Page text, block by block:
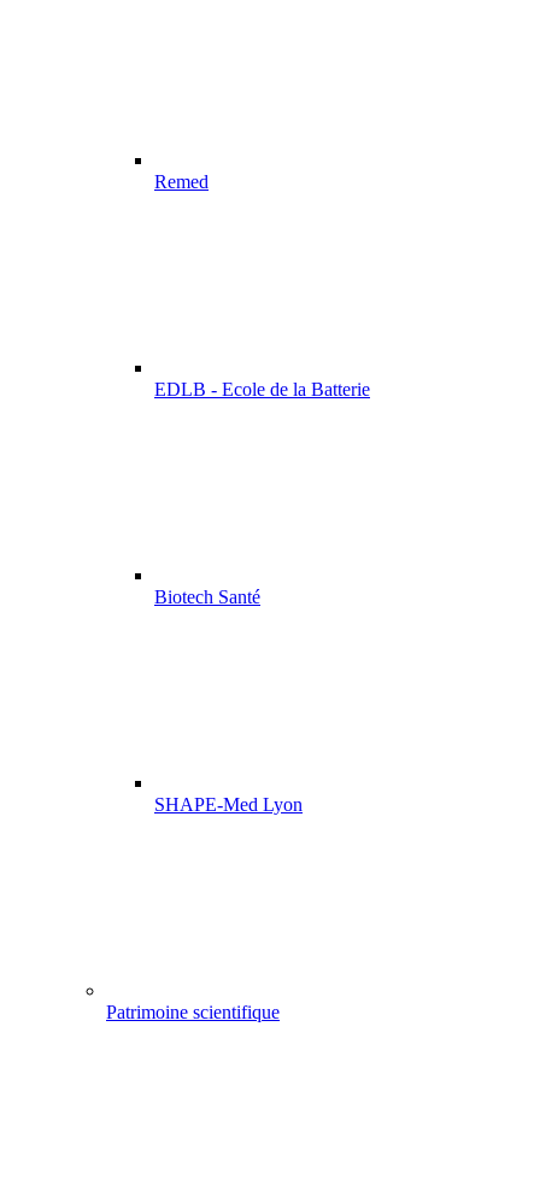
Remed
EDLB - Ecole de la Batterie
Biotech Santé
SHAPE-Med Lyon
Patrimoine scientifique